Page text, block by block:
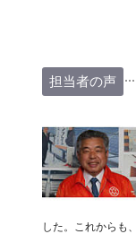
担当者の声
した。これからも